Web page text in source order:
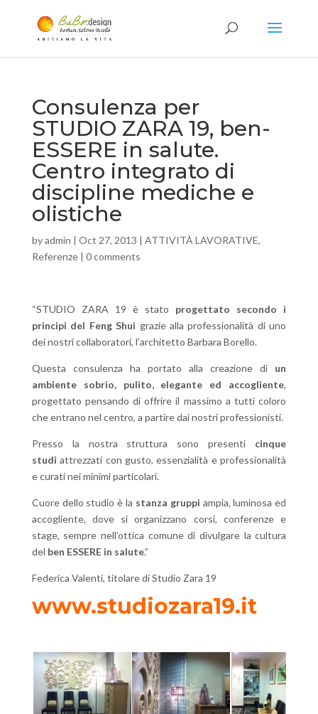
Consulenza per
STUDIO ZARA 19, ben-
ESSERE in salute.
Centro integrato di
discipline mediche e
olistiche
byadmin | Oct 27, 2013 | ATTIVITÀ LAVORATIVE,
Referenze| 0 comments
“STUDIO ZARA 19 è stato progettato secondo i
principi del Feng Shui grazie alla professionalità di uno
dei nostri collaboratori, l’architetto Barbara Borello.
Questa consulenza ha portato alla creazione di un
ambiente sobrio, pulito, elegante ed accogliente,
progettato pensando di offrire il massimo a tutti coloro
che entrano nel centro, a partire dai nostri professionisti.
Presso la nostra struttura sono presenti cinque
studiattrezzati con gusto, essenzialità e professionalità
e curati nei minimi particolari.
Cuore dello studio è la stanza gruppi ampia, luminosa ed
accogliente, dove si organizzano corsi, conferenze e
stage, sempre nell’ottica comune di divulgare la cultura
del ben ESSERE in salute.”
Federica Valenti, titolare di Studio Zara 19
www.studiozara19.it